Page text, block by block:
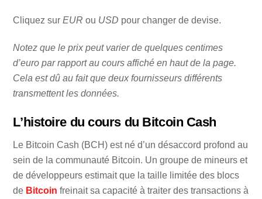
Cliquez surEUR ou USD pour changer de devise.
Notez que le prix peut varier de quelques centimes
d’euro par rapport au cours affiché en haut de la page.
Cela est dû au fait que deux fournisseurs différents
transmettent les données.
L’histoire du cours du Bitcoin Cash
Le Bitcoin Cash (BCH) est né d’un désaccord profond au
sein de la communauté Bitcoin. Un groupe de mineurs et
de développeurs estimait que la taille limitée des blocs
de Bitcoin freinait sa capacité à traiter des transactions à